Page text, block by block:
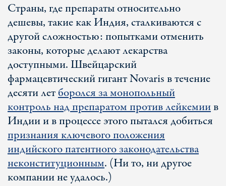
Страны, где препараты относительно
дешевы, такие как Индия, сталкиваются с
другой сложностью: попытками отменить
законы, которые делают лекарства
доступными. Швейцарский
фармацевтический гигант Novaris в течение
десяти летборолся за монопольный
контроль над препаратом против лейкемиив
Индии и в процессе этого пытался добиться
признания ключевого положения
индийского патентного законодательства
неконституционным. (Ни то, ни другое
компании не удалось.)